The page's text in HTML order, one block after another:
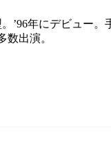
’96年にデビュー
数出演。